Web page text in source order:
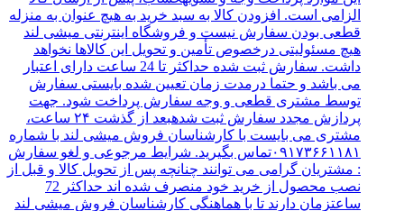
الزامی است. افزودن کالا به سبد خرید به هیچ عنوان به منزله
قطعی بودن سفارش نیست و فروشگاه اینترنتی میشی لند
هیچ مسئولیتی درخصوص تأمین و تحویل این کالاها نخواهد
داشت. سفارش ثبت شده حداکثر تا 24 ساعت دارای اعتبار
می باشد و حتما درمدت زمان تعیین شده بایستی سفارش
توسط مشتری قطعی و وجه سفارش پرداخت شود. جهت
پردازش مجدد سفارش ثبت شدهبعد از گذشت ۲۴ ساعت،
مشتری می بایست با کارشناسان فروش میشی لند با شماره
۰۹۱۷۳۶۶۱۱۸۱تماس بگیرید. شرایط مرجوعی و لغو سفارش
: مشتریان گرامی می توانند چنانچه پس از تحویل کالا و قبل از
نصب محصول از خرید خود منصرف شده اند حداکثر 72
ساعتزمان دارند تا با هماهنگی کارشناسان فروش میشی لند